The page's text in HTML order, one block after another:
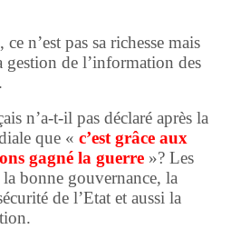
n’est pas sa richesse mais
de l’information des
n’a-t-il pas déclaré après la
que « c’est grâce aux
gagné la guerre »? Les
bonne gouvernance, la
de l’Etat et aussi la